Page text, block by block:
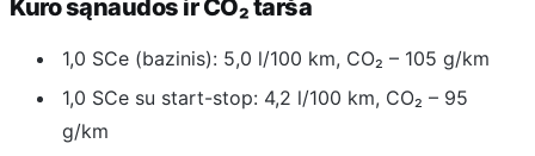
Kuro sąnaudos ir CO₂ tarša
1,0 SCe (bazinis): 5,0 l/100 km, CO₂ – 105 g/km
1,0 SCe su start-stop: 4,2 l/100 km, CO₂ – 95
g/km